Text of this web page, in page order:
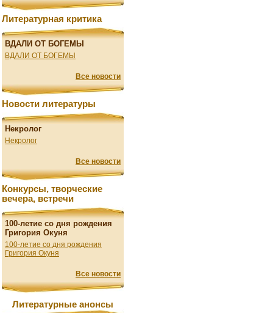
Литературная критика
ВДАЛИ ОТ БОГЕМЫ
ВДАЛИ ОТ БОГЕМЫ
Все новости
Новости литературы
Некролог
Некролог
Все новости
Конкурсы, творческие
вечера, встречи
100-летие со дня рождения
Григория Окуня
100-летие со дня рождения
Григория Окуня
Все новости
Литературные анонсы